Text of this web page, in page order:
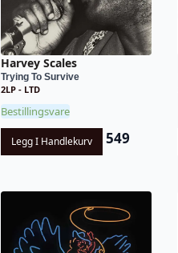
Harvey Scales
Trying To Survive
2LP - LTD
Bestillingsvare
Legg I Handlekurv 549